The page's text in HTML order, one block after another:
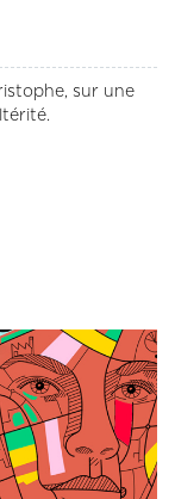
sur une